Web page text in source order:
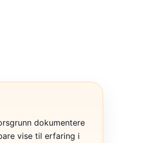
dokumentere
vise til erfaring i